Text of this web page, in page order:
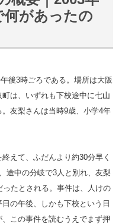
何があったの
後3時ごろである。場所は大阪
は、いずれも下校途中に七山
友梨さんは当時9歳、小学4年
えて、ふだんより約30分早く
途中の分岐で3人と別れ、友梨
たとされる。事件は、人けの
の午後、しかも下校という日
この事件を読むうえでまず押